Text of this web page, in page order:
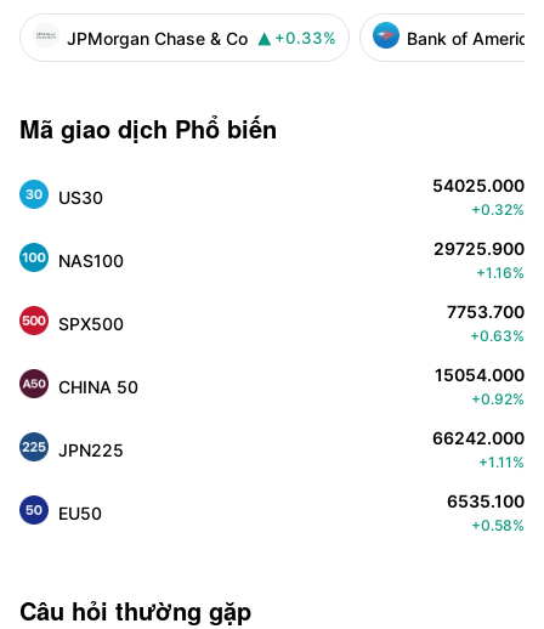
JPMorgan Chase & Co  +0.33% Bank of America
Mã giao dịch Phổ biến
US30
54025.000
+0.32%
NAS100
29725.900
+1.16%
SPX500
7753.700
+0.63%
CHINA 50
15054.000
+0.92%
JPN225
66242.000
+1.11%
EU50
6535.100
+0.58%
Câu hỏi thường gặp